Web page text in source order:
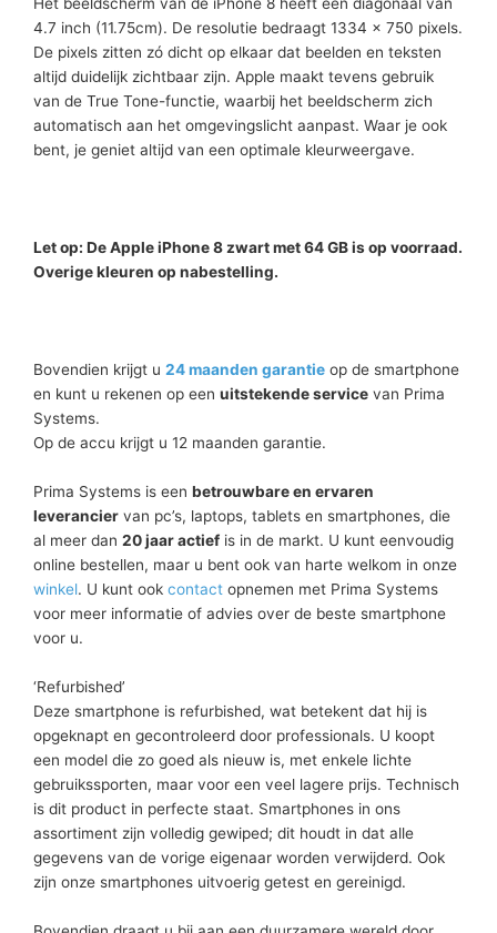
Het beeldscherm van de iPhone 8 heeft een diagonaal van
4.7 inch (11.75cm). De resolutie bedraagt 1334 x 750 pixels.
De pixels zitten zó dicht op elkaar dat beelden en teksten
altijd duidelijk zichtbaar zijn. Apple maakt tevens gebruik
van de True Tone-functie, waarbij het beeldscherm zich
automatisch aan het omgevingslicht aanpast. Waar je ook
bent, je geniet altijd van een optimale kleurweergave.
Let op: De Apple iPhone 8 zwart met 64 GB is op voorraad.
Overige kleuren op nabestelling.
Bovendien krijgt u 24 maanden garantie op de smartphone
en kunt u rekenen op een uitstekende service van Prima
Systems.
Op de accu krijgt u 12 maanden garantie.
Prima Systems is een betrouwbare en ervaren
leverancier van pc’s, laptops, tablets en smartphones, die
al meer dan 20 jaar actief is in de markt. U kunt eenvoudig
online bestellen, maar u bent ook van harte welkom in onze
winkel. U kunt ook contact opnemen met Prima Systems
voor meer informatie of advies over de beste smartphone
voor u.
‘Refurbished’
Deze smartphone is refurbished, wat betekent dat hij is
opgeknapt en gecontroleerd door professionals. U koopt
een model die zo goed als nieuw is, met enkele lichte
gebruikssporten, maar voor een veel lagere prijs. Technisch
is dit product in perfecte staat. Smartphones in ons
assortiment zijn volledig gewiped; dit houdt in dat alle
gegevens van de vorige eigenaar worden verwijderd. Ook
zijn onze smartphones uitvoerig getest en gereinigd.